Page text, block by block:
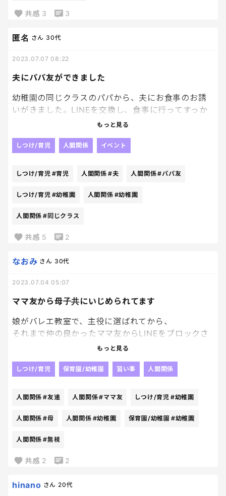
ったり、
いっそ関わらないくらいがいいのに。
共感 3 3
夫にパパ友ができました
匿名 さん 30代
2023.07.07 08:22
幼稚園の同じクラスのパパから、夫にお食事のお誘
いがきました。LINEを交換し、食事に行ってすっか
り意気投合し、パパ友になりました。
仲良しになり、度々飲みに行ったりしています。
育児の話を聞いて、自分の至らなかった点に気づき、
もっと見る
しつけ/育児 人間関係 イベント
しつけ/育児 #育児 人間関係 #夫 人間関係#パパ友
しつけ/育児 #幼稚園 人間関係 #幼稚園
人間関係 #同じクラス
共感 5 2
ママ友から母子共にいじめられてます
なおみ さん 30代
2023.07.04 05:07
娘がバレエ教室で、主役に選ばれてから、
それまで仲の良かったママ友からLINEをブロックさ
娘は友達に仲間外れにされたり、
毎日泣いて帰ってきます。
言っています。
口を言われとても辛いです。
幼稚園を辞めるのは現実的ではないので、バレエを
やめれば平和が戻るかな？と思いますが甘いでしょ
バレエを辞めてもイジメは続きますか？
もっと見る
しつけ/育児 保育園/幼稚園 習い事 人間関係
人間関係 #友達 人間関係#ママ友 しつけ/育児 #幼稚園
人間関係 #母 人間関係 #幼稚園 保育園/幼稚園 #幼稚園
人間関係 #無視
共感 2 2
hinano さん 20代